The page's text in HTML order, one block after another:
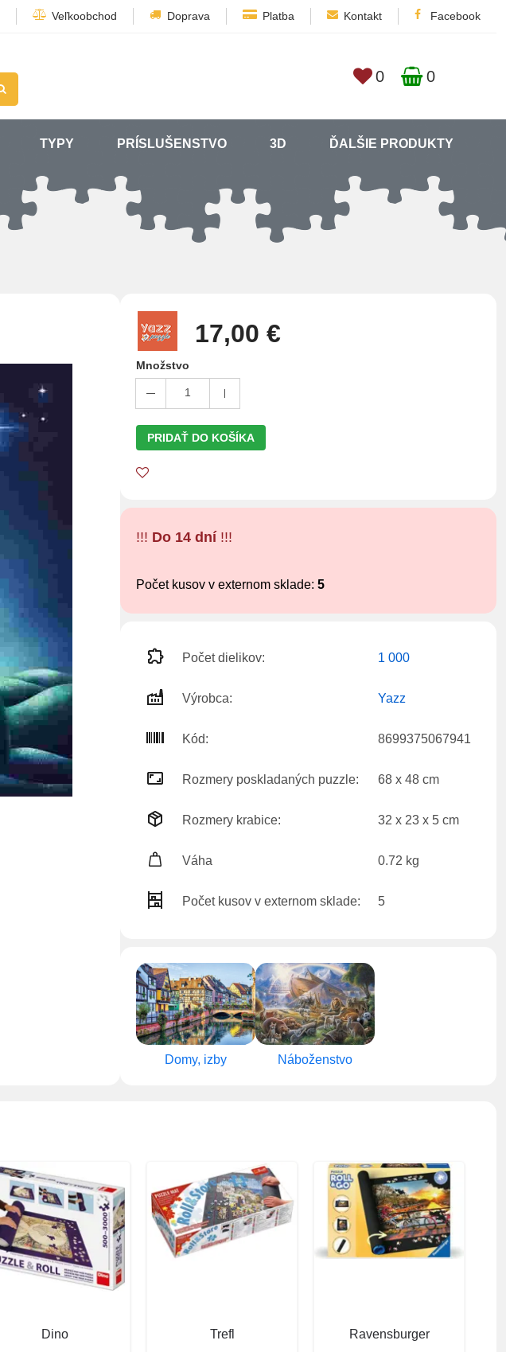
Veľkoobchod Doprava Platba Kontakt Facebook
0 0
TYPY PRÍSLUŠENSTVO 3D ĎALŠIE PRODUKTY
17,00 €
Množstvo
1
PRIDAŤ DO KOŠÍKA
!!! Do 14 dní !!!
Počet kusov v externom sklade: 5
Počet dielikov: 1 000
Výrobca: Yazz
Kód: 8699375067941
Rozmery poskladaných puzzle: 68 x 48 cm
Rozmery krabice: 32 x 23 x 5 cm
Váha 0.72 kg
Počet kusov v externom sklade: 5
Domy, izby Náboženstvo
Dino
Trefl
Ravensburger